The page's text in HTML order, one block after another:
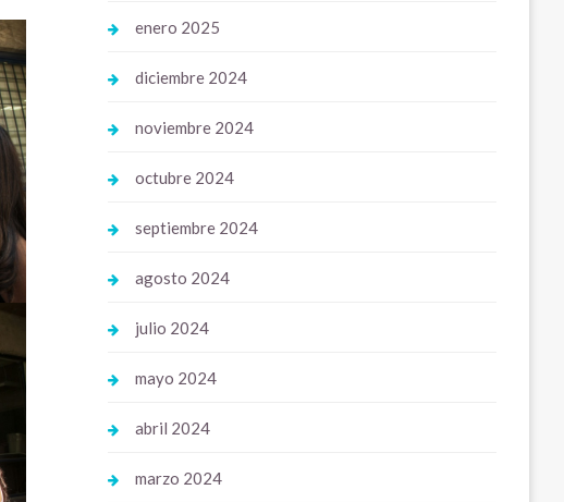
enero 2025
diciembre 2024
noviembre 2024
octubre 2024
septiembre 2024
agosto 2024
julio 2024
mayo 2024
abril 2024
marzo 2024